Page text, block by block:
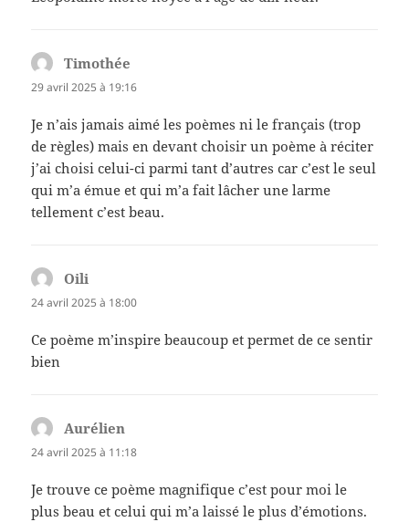
Timothée
29 avril 2025 à 19:16
Je n’ais jamais aimé les poèmes ni le français (trop
de règles) mais en devant choisir un poème à réciter
j’ai choisi celui-ci parmi tant d’autres car c’est le seul
qui m’a émue et qui m’a fait lâcher une larme
tellement c’est beau.
Oili
24 avril 2025 à 18:00
Ce poème m’inspire beaucoup et permet de ce sentir
bien
Aurélien
24 avril 2025 à 11:18
Je trouve ce poème magnifique c’est pour moi le
plus beau et celui qui m’a laissé le plus d’émotions.